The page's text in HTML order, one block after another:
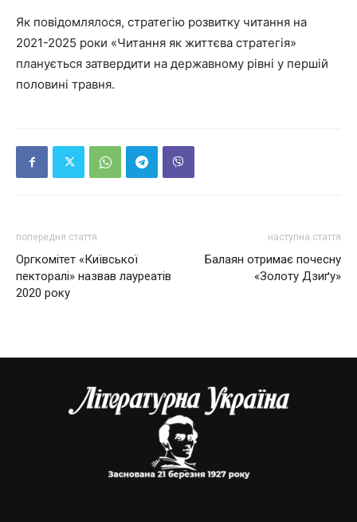
Як повідомлялося, стратегію розвитку читання на
2021-2025 роки «Читання як життєва стратегія»
планується затвердити на державному рівні у першій
половині травня.
попередня стаття
Оргкомітет «Київської
пекторалі» назвав лауреатів
2020 року
наступна стаття
Балаян отримає почесну
«Золоту Дзиґу»